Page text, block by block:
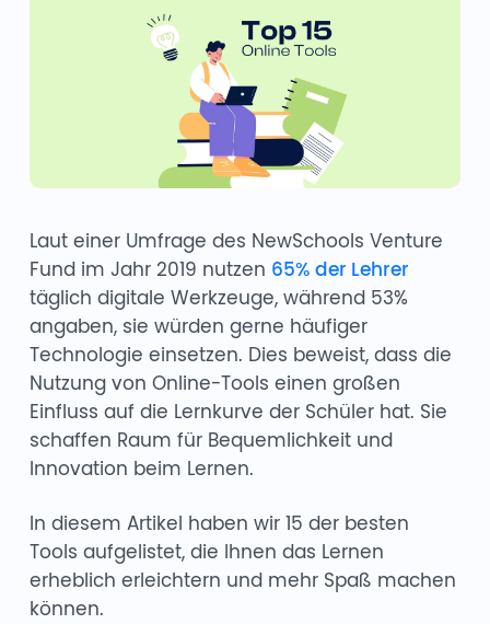
Laut einer Umfrage des NewSchools Venture
Fund im Jahr 2019 nutzen 65% der Lehrer
täglich digitale Werkzeuge, während 53%
angaben, sie würden gerne häufiger
Technologie einsetzen. Dies beweist, dass die
Nutzung von Online-Tools einen großen
Einfluss auf die Lernkurve der Schüler hat. Sie
schaffen Raum für Bequemlichkeit und
Innovation beim Lernen.
In diesem Artikel haben wir 15 der besten
Tools aufgelistet, die Ihnen das Lernen
erheblich erleichtern und mehr Spaß machen
können.